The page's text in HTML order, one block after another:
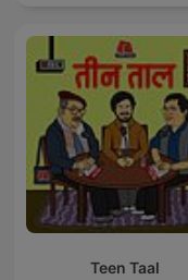
Teen Taal